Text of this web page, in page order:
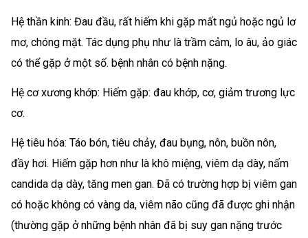
Hệ thần kinh: Đau đầu, rất hiếm khi gặp mất ngủ hoặc ngủ lơ
mơ, chóng mặt. Tác dụng phụ như là trầm cảm, lo âu, ảo giác
có thể gặp ở một số. bệnh nhân có bệnh nặng.
Hệ cơ xương khớp: Hiếm gặp: đau khớp, cơ, giảm trương lực
cơ.
Hệ tiêu hóa: Táo bón, tiêu chảy, đau bụng, nôn, buồn nôn,
đầy hơi. Hiếm gặp hơn như là khô miệng, viêm dạ dày, nấm
candida dạ dày, tăng men gan. Đã có trường hợp bị viêm gan
có hoặc không có vàng da, viêm não cũng đã được ghi nhận
(thường gặp ở những bệnh nhân đã bị suy gan nặng trước